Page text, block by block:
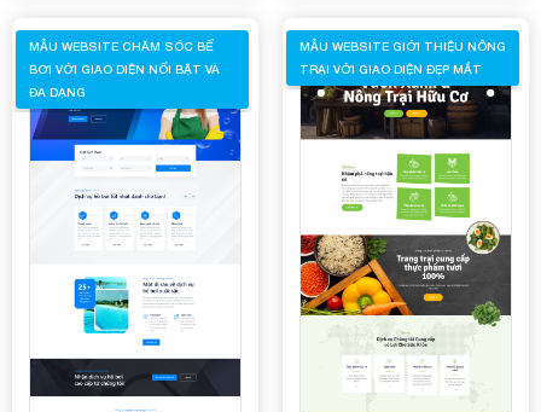
MẪU WEBSITE CHĂM SÓC BỂ
BƠI VỚI GIAO DIỆN NỔI BẬT VÀ
ĐA DẠNG
MẪU WEBSITE GIỚI THIỆU NÔNG
TRẠI VỚI GIAO DIỆN ĐẸP MẮT